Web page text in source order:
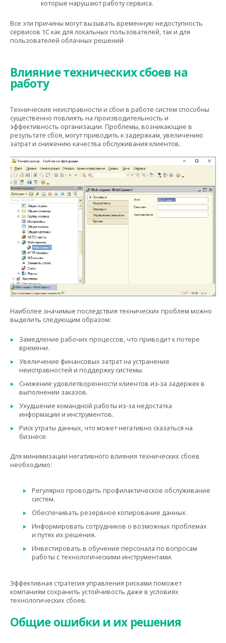
которые нарушают работу сервиса.
Все эти причины могут вызывать временную недоступность
сервисов 1С как для локальных пользователей, так и для
пользователей облачных решений
Влияние технических сбоев на
работу
Технические неисправности и сбои в работе систем способны
существенно повлиять на производительность и
эффективность организации. Проблемы, возникающие в
результате сбоя, могут приводить к задержкам, увеличению
затрат и снижению качества обслуживания клиентов.
Наиболее значимые последствия технических проблем можно
выделить следующим образом:
Замедление рабочих процессов, что приводит к потере
времени.
Увеличение финансовых затрат на устранение
неисправностей и поддержку системы.
Снижение удовлетворенности клиентов из-за задержек в
выполнении заказов.
Ухудшение командной работы из-за недостатка
информации и инструментов.
Риск утраты данных, что может негативно сказаться на
бизнесе.
Для минимизации негативного влияния технических сбоев
необходимо:
Регулярно проводить профилактическое обслуживание
систем.
Обеспечивать резервное копирование данных.
Информировать сотрудников о возможных проблемах
и путях их решения.
Инвестировать в обучение персонала по вопросам
работы с технологическими инструментами.
Эффективная стратегия управления рисками поможет
компаниям сохранить устойчивость даже в условиях
технологических сбоев.
Общие ошибки и их решения